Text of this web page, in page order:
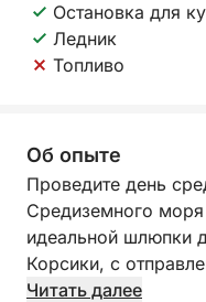
Остановка для
Ледник
Топливо
Об опыте
Проведите день
Средиземного
идеальной шлюпки
Корсики, с
Читать далее